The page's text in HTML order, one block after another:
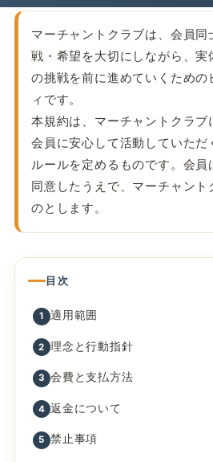
マーチャントクラブは、会員
戦・希望を大切にしながら、実
の挑戦を前に進めていくための
ィです。
本規約は、マーチャントクラ
会員に安心して活動していた
ルールを定めるものです。会員
同意したうえで、マーチャント
のとします。
目次
1 適用範囲
2 理念と行動指針
3 会費と支払方法
4 返金について
5 禁止事項